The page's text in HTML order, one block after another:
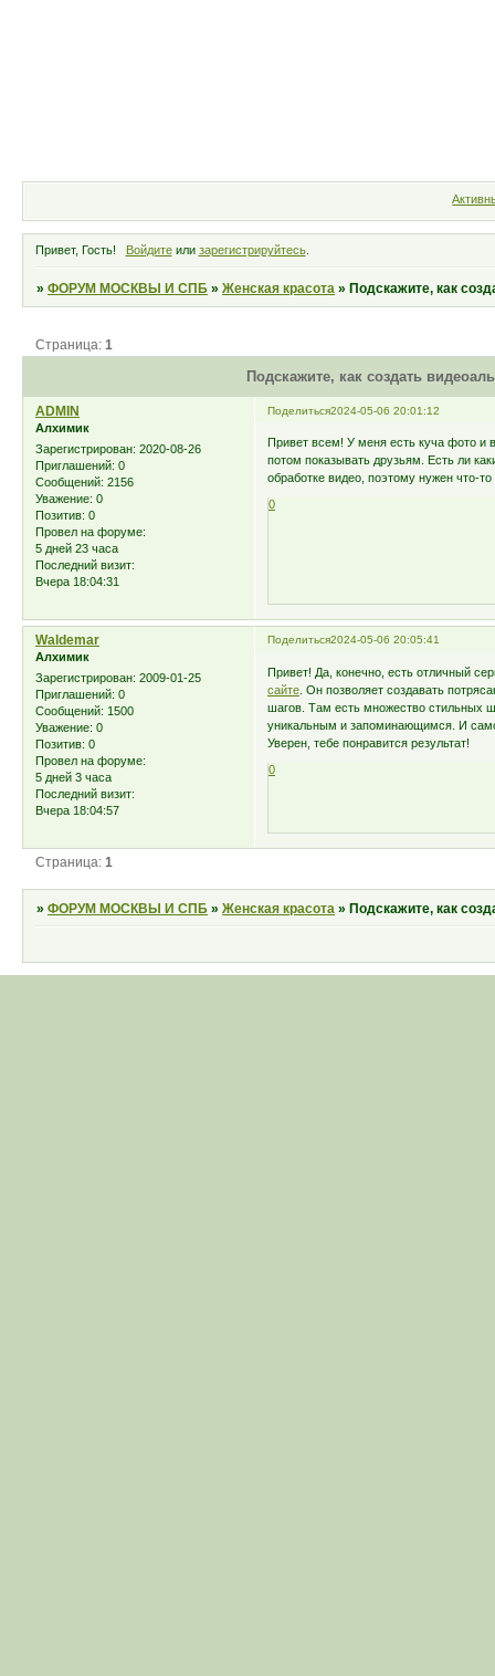
Привет, Гость! Войдитеили зарегистрируйтесь.
»ФОРУМ МОСКВЫ И СПБ »Женская красота »Подскажите, как
Подскажите, как создать
Страница:1
Поделиться2024-05-06 20:01:12
ADMIN
Алхимик
Зарегистрирован: 2020-08-26
Приглашений: 0
Сообщений: 2156
Уважение: 0
Позитив: 0
Провел на форуме:
5 дней 23 часа
Последний визит:
Вчера 18:04:31
Привет всем! У меня есть куча фото и
потом показывать друзьям. Есть ли
обработке видео, поэтому нужен что-
0
Поделиться2024-05-06 20:05:41
Waldemar
Алхимик
Зарегистрирован: 2009-01-25
Приглашений: 0
Сообщений: 1500
Уважение: 0
Позитив: 0
Провел на форуме:
5 дней 3 часа
Последний визит:
Вчера 18:04:57
Привет! Да, конечно, есть отличный
сайте . Он позволяет создавать
шагов. Там есть множество стильных
уникальным и запоминающимся. И
Уверен, тебе понравится результат!
0
Страница:1
»ФОРУМ МОСКВЫ И СПБ »Женская красота » Подскажите, как